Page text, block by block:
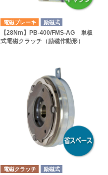
電磁ブレーキ 励磁式
【28Nm】PB-400/FMS-AG 単板
式電磁クラッチ（励磁作動形）
電磁クラッチ 励磁式